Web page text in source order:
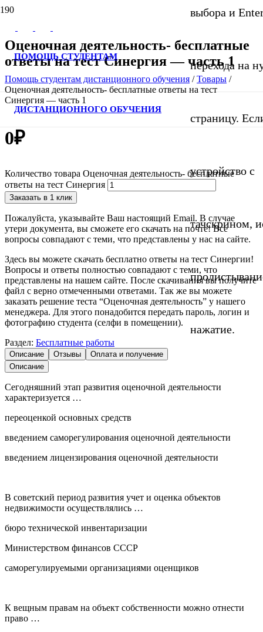
ПОМОЩЬ СТУДЕНТАМ
ДИСТАНЦИОННОГО ОБУЧЕНИЯ
выбора и
перехода на
страницу.
устройство с
тачскрином,
нажатие.
Оценочная деятельность- бесплатные
ответы на тест Синергия — часть 1
Помощь студентам дистанционного обучения /Товары /
Оценочная деятельность- бесплатные ответы на тест
Синергия — часть 1
0₽
Количество товара Оценочная деятельность- бесплатные
ответы на тест Синергия
Заказать в 1 клик
Пожалуйста, указывайте Ваш настоящий Email. В случае
утери документа, вы сможете его скачать на почте! Все
вопросы совпадают с теми, что представлены у нас на сайте.
Здесь вы можете скачать бесплатно ответы на тест Синергии!
Вопросы и ответы полностью совпадают с теми, что
представлены на нашем сайте. После скачивания вы получите
файл с верно отмеченными ответами. Так же вы можете
заказать решение теста “Оценочная деятельность” у нашего
менеджера. Для этого понадобится передать пароль, логин и
фотографию студента (селфи в помещении).
Раздел: Бесплатные работы
Описание Отзывы
Оплата и получение
Описание
Сегодняшний этап развития оценочной деятельности
характеризуется …
переоценкой основных средств
введением саморегулирования оценочной деятельности
введением лицензирования оценочной деятельности
В советский период развития учет и оценка объектов
недвижимости осуществлялись …
бюро технической инвентаризации
Министерством финансов СССР
саморегулируемыми организациями оценщиков
К вещным правам на объект собственности можно отнести
право …